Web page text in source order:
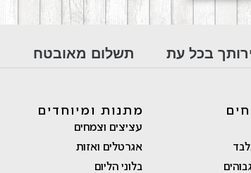
בכל עת תשלום מאובטח
מתנות ומיוחדים
עציצים וצמחים
אגרטלים ואזות
בלוני הליום